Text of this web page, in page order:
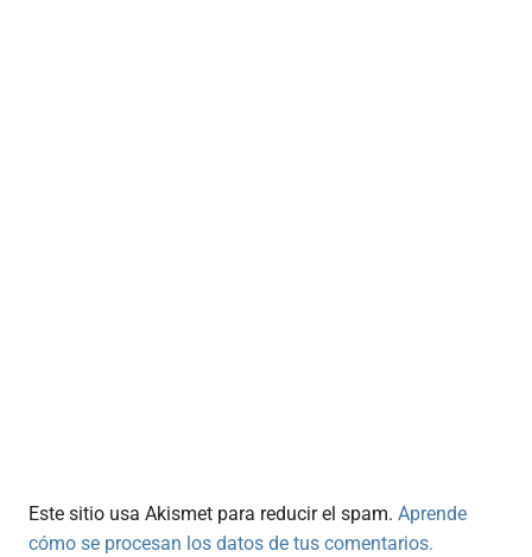
Este sitio usa Akismet para reducir el spam. Aprende
cómo se procesan los datos de tus comentarios.